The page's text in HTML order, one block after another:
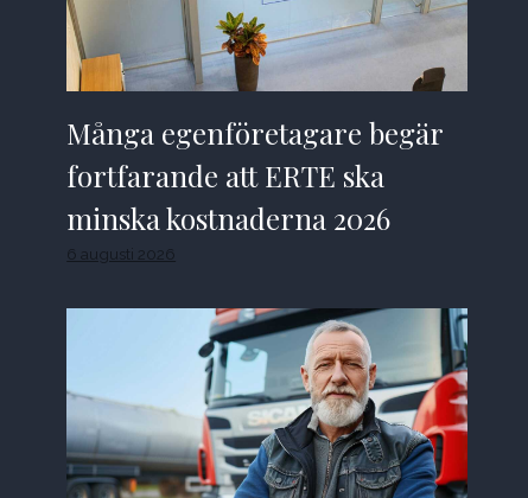
Många egenföretagare begär
fortfarande att ERTE ska
minska kostnaderna 2026
6 augusti 2026